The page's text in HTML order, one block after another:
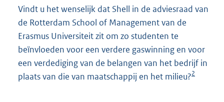
Vindt u het wenselijk dat Shell in de adviesraad van
de Rotterdam School of Management van de
Erasmus Universiteit zit om zo studenten te
beïnvloeden voor een verdere gaswinning en voor
een verdediging van de belangen van het bedrijf in
plaats van die van maatschappij en het milieu?2